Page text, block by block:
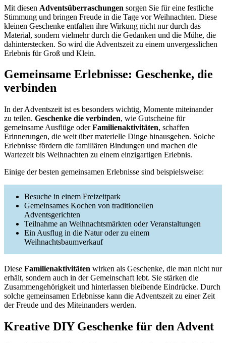
Mit diesen Adventsüberraschungen sorgen Sie für eine festliche
Stimmung und bringen Freude in die Tage vor Weihnachten. Diese
kleinen Geschenke entfalten ihre Wirkung nicht nur durch das
Material, sondern vielmehr durch die Gedanken und die Mühe, die
dahinterstecken. So wird die Adventszeit zu einem unvergesslichen
Erlebnis für Groß und Klein.
Gemeinsame Erlebnisse: Geschenke, die
verbinden
In der Adventszeit ist es besonders wichtig, Momente miteinander
zu teilen. Geschenke die verbinden, wie Gutscheine für
gemeinsame Ausflüge oderFamilienaktivitäten, schaffen
Erinnerungen, die weit über materielle Dinge hinausgehen. Solche
Erlebnisse fördern die familiären Bindungen und machen die
Wartezeit bis Weihnachten zu einem einzigartigen Erlebnis.
Einige der besten gemeinsamen Erlebnisse sind beispielsweise:
Besuche in einem Freizeitpark
Gemeinsames Kochen von traditionellen
Adventsgerichten
Teilnahme an Weihnachtsmärkten oder Veranstaltungen
Ein Ausflug in die Natur oder zu einem
Weihnachtsbaumverkauf
Diese Familienaktivitäten wirken als Geschenke, die man nicht nur
erhält, sondern auch in der Gemeinschaft lebt. Sie stärken die
Zusammengehörigkeit und hinterlassen bleibende Eindrücke. Durch
solche gemeinsamen Erlebnisse kann die Adventszeit zu einer Zeit
der Freude und des Miteinanders werden.
Kreative DIY Geschenke für den Advent